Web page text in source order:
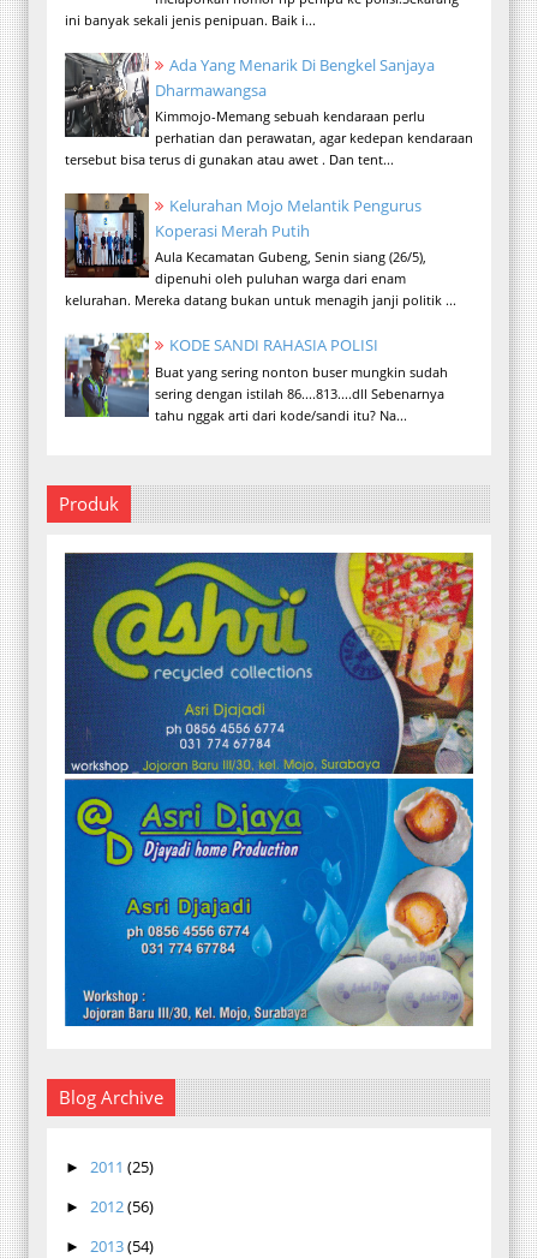
ini banyak sekali jenis penipuan. Baik i...
Ada Yang Menarik Di Bengkel Sanjaya
Dharmawangsa
Kimmojo-Memang sebuah kendaraan perlu
perhatian dan perawatan, agar kedepan kendaraan
tersebut bisa terus di gunakan atau awet . Dan tent...
Kelurahan Mojo Melantik Pengurus
Koperasi Merah Putih
Aula Kecamatan Gubeng, Senin siang (26/5),
dipenuhi oleh puluhan warga dari enam
kelurahan. Mereka datang bukan untuk menagih janji politik ...
KODE SANDI RAHASIA POLISI
Buat yang sering nonton buser mungkin sudah
sering dengan istilah 86....813....dll Sebenarnya
tahu nggak arti dari kode/sandi itu? Na...
Produk
Blog Archive
► 2011 (25)
► 2012(56)
► 2013(54)